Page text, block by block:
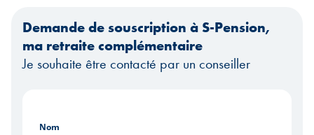
Demande de souscription à S-Pension,
ma retraite complémentaire
Je souhaite être contacté par un conseiller
Nom